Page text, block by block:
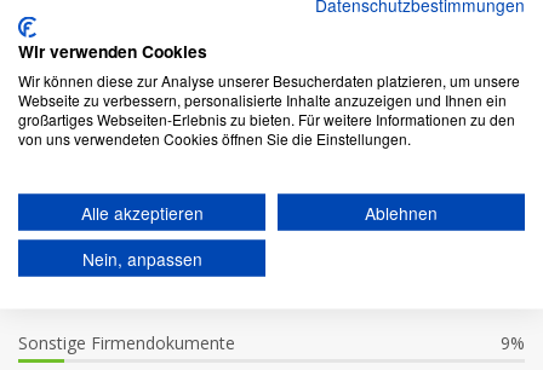
Meistgekaufte Firmendokumente unserer
Kunden
Handelsregisterauszüge 98%
Gesellschaftsverträge
Vollständige Registerakten
Sonstige Firmendokumente 9%
Wir verwenden Cookies
Wir können diese zur Analyse unserer Besucherdaten platzieren, um unsere
Webseite zu verbessern, personalisierte Inhalte anzuzeigen und Ihnen ein
großartiges Webseiten-Erlebnis zu bieten. Für weitere Informationen zu den
von uns verwendeten Cookies öffnen Sie die Einstellungen.
Alle akzeptieren
Ablehnen
Nein, anpassen